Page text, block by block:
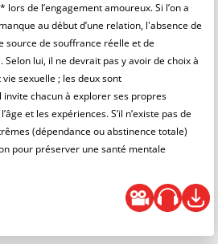
de l’engagement amoureux. Si l’on a
au début d’une relation, l'absence de
source de souffrance réelle et de
lui, il ne devrait pas y avoir de choix à
sexuelle ; les deux sont
chacun à explorer ses propres
et les expériences. S’il n’existe pas de
(dépendance ou abstinence totale)
pour préserver une santé mentale